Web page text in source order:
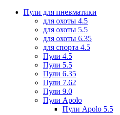
Пули для пневматики
для охоты 4.5
для охоты 5.5
для охоты 6.35
для спорта 4.5
Пули 4.5
Пули 5.5
Пули 6.35
Пули 7.62
Пули 9.0
Пули Apolo
Пули Apolo 5.5